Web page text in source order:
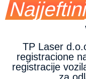
TP Laser
registracione
registracije